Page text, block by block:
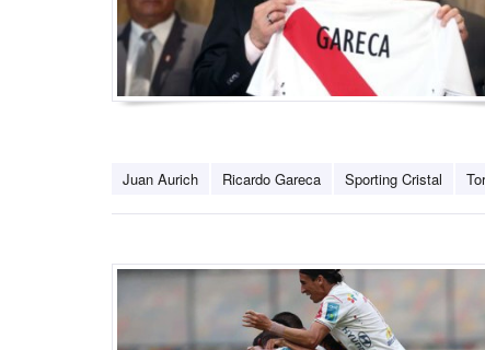
Juan Aurich Ricardo Gareca Sporting Cristal